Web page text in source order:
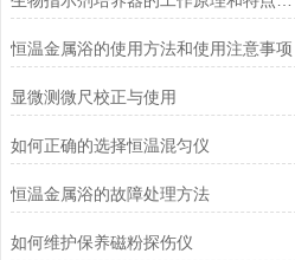
恒温金属浴的使用方法和使用注意事项
显微测微尺校正与使用
如何正确的选择恒温混匀仪
恒温金属浴的故障处理方法
如何维护保养磁粉探伤仪